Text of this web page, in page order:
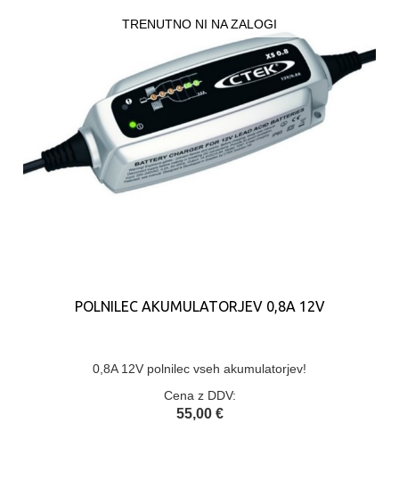
TRENUTNO NI NA ZALOGI
POLNILEC AKUMULATORJEV 0,8A 12V
0,8A 12V polnilec vseh akumulatorjev!
Cena z DDV:
55,00 €